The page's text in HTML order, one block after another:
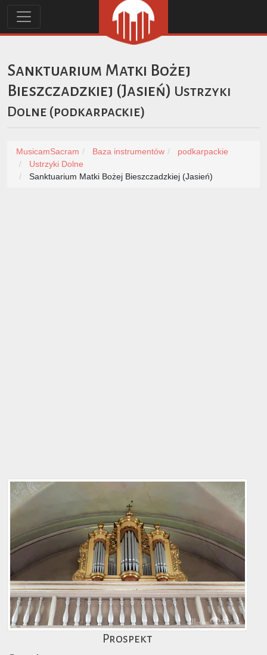
Sanktuarium Matki Bożej
Bieszczadzkiej (Jasień) Ustrzyki
Dolne (podkarpackie)
MusicamSacram Baza instrumentów
podkarpackie
Ustrzyki Dolne
Sanktuarium Matki Bożej Bieszczadzkiej (Jasień)
Prospekt